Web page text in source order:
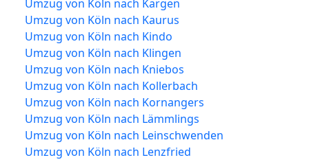
Umzug von Köln nach Kargen
Umzug von Köln nach Kaurus
Umzug von Köln nach Kindo
Umzug von Köln nach Klingen
Umzug von Köln nach Kniebos
Umzug von Köln nach Kollerbach
Umzug von Köln nach Kornangers
Umzug von Köln nach Lämmlings
Umzug von Köln nach Leinschwenden
Umzug von Köln nach Lenzfried